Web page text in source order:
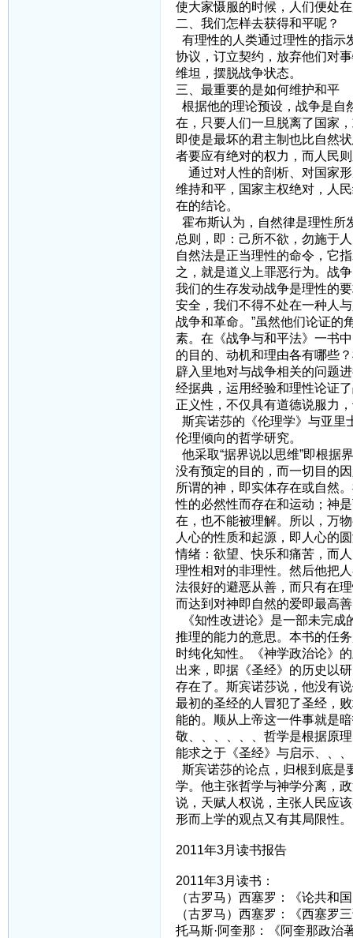
使大家慑服的时候，人们便处
二、我们怎样去获得和平呢？
有理性的人类通过理性的指示
协议，订立契约，放弃他们对
维坦，摆脱战争状态。
三、最重要的是如何维护和平
根据他的理论预设，战争是自
在，只要人们一旦脱离了国家
即使是最坏的君主制也比自然
者要应有绝对的权力，而人民
通过对人性的剖析、对国家
维持和平，国家主权绝对，人
在的结论。
霍布斯认为，自然律是理性所
总则，即：己所不欲，勿施于
自然法是正当理性的命令，它
之，就是道义上罪恶行为。战
我们的生存发动战争是理性的
安全，我们不得不处在一种人
战争和革命。”虽然他们论证的
素。在《战争与和平法》一书
的目的、动机和理由各有哪些
辟入里地对与战争相关的问题
经据典，运用经验和理性论证
正义性，不仅具有道德说服力
斯宾诺莎的《伦理学》与亚里
伦理倾向的哲学研究。
他采取“据界说以思维”即根据
没有预定的目的，而一切目的
所谓的神，即实体存在或自然
性的必然性而存在和运动；神
在，也不能被理解。所以，万
人心的性质和起源，即人心的
情绪：欲望、快乐和痛苦，而
理性相对的非理性。然后他把
法很好的避恶从善，而只有在
而达到对神即自然的爱即最高
《知性改进论》是一部未完成
推理的能力的意思。本书的任
时纯化知性。《神学政治论》
出来，即据《圣经》的历史以
存在了。斯宾诺莎说，他没有
最初的圣经的人冒犯了圣经，
能的。顺从上帝这一件事就是
敬、、、、、、哲学是根据原
能求之于《圣经》与启示、、
斯宾诺莎的论点，归根到底是
学。他主张哲学与神学分离，
说，天赋人权说，主张人民应
形而上学的观点又有其局限性。
2011年3月读书报告
2011年3月读书：
（古罗马）西塞罗：《论共和
（古罗马）西塞罗：《西塞罗
托马斯·阿奎那：《阿奎那政治